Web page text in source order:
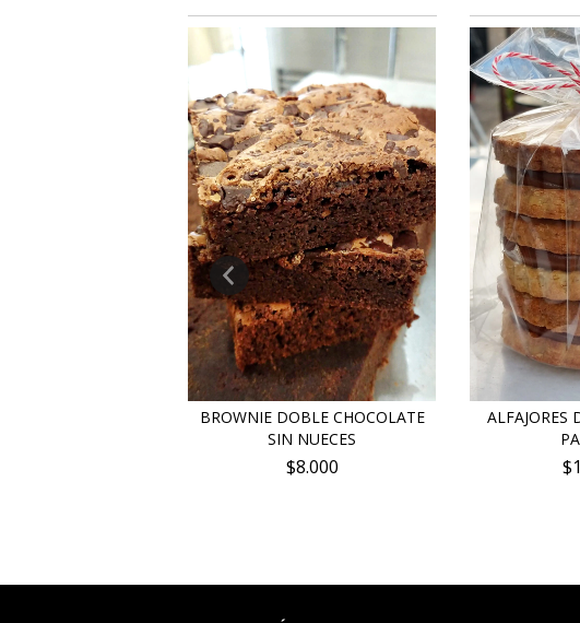
BROWNIE DOBLE CHOCOLATE
SIN NUECES
$8.000
ALFAJORES